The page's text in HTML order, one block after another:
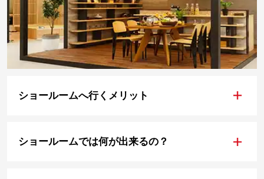
ショールームへ行くメリット +
ショールームでは何が出来るの？ +